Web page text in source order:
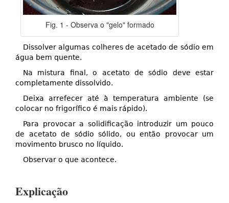
Fig. 1 - Observa o "gelo" formado
Dissolver algumas colheres de acetado de sódio em
água bem quente.
Na mistura final, o acetato de sódio deve estar
completamente dissolvido.
Deixa arrefecer até à temperatura ambiente (se
colocar no frigorífico é mais rápido).
Para provocar a solidificação introduzir um pouco
de acetato de sódio sólido, ou então provocar um
movimento brusco no líquido.
Observar o que acontece.
Explicação